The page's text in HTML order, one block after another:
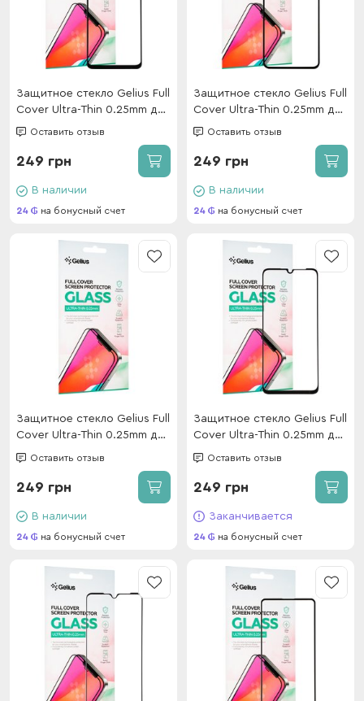
Защитное стекло Gelius Full
Cover Ultra-Thin 0.25mm для
Poco C40 Black
Оставить отзыв
249 грн
В наличии
24 на бонусный счет
Защитное стекло Gelius Full
Cover Ultra-Thin 0.25mm для
Oppo A17 Black
Оставить отзыв
249 грн
В наличии
24 на бонусный счет
Защитное стекло Gelius Full
Cover Ultra-Thin 0.25mm для
Xiaomi Mi 15 Black
Оставить отзыв
249 грн
В наличии
24 на бонусный счет
Защитное стекло Gelius Full
Cover Ultra-Thin 0.25mm для
Samsung A057 (A05S) Black
Оставить отзыв
249 грн
Заканчивается
24 на бонусный счет